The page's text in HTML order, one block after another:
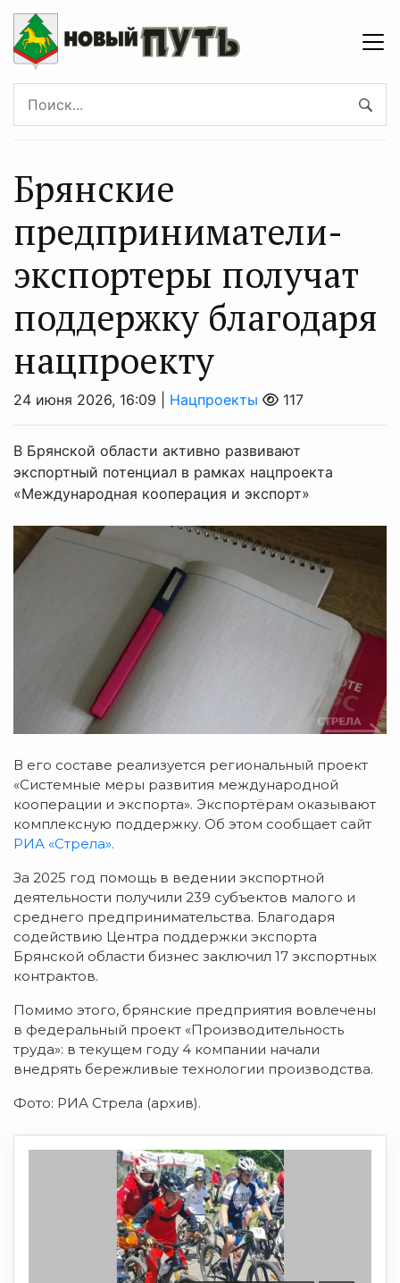
Брянские
предприниматели-
экспортеры получат
поддержку благодаря
нацпроекту
24 июня 2026, 16:09 | Нацпроекты 117
В Брянской области активно развивают
экспортный потенциал в рамках нацпроекта
«Международная кооперация и экспорт»
В его составе реализуется региональный проект
«Системные меры развития международной
кооперации и экспорта». Экспортёрам оказывают
комплексную поддержку. Об этом сообщает сайт
РИА «Стрела».
За 2025 год помощь в ведении экспортной
деятельности получили 239 субъектов малого и
среднего предпринимательства. Благодаря
содействию Центра поддержки экспорта
Брянской области бизнес заключил 17 экспортных
контрактов.
Помимо этого, брянские предприятия вовлечены
в федеральный проект «Производительность
труда»: в текущем году 4 компании начали
внедрять бережливые технологии производства.
Фото: РИА Стрела (архив).